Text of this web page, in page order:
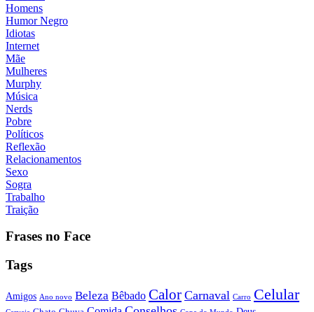
Homens
Humor Negro
Idiotas
Internet
Mãe
Mulheres
Murphy
Música
Nerds
Pobre
Políticos
Reflexão
Relacionamentos
Sexo
Sogra
Trabalho
Traição
Frases no Face
Tags
Amigos Ano novo Beleza Bêbado Calor Carnaval Carro Celular